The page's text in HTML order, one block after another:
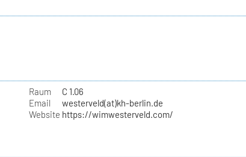
Raum
C 1.06
Email
westerveld(at)kh-berlin.de
Website https://wimwesterveld.com/